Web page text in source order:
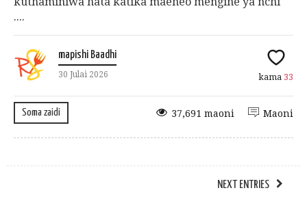
....
mapishi Baadhi
30 Julai 2026 kama 33
Soma zaidi Maoni
37,691 maoni
NEXT ENTRIES